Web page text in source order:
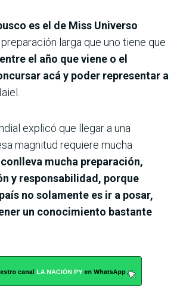
es el de Miss Universo
preparación larga que uno tiene que
el año que viene o el
acá y poder representar a
explicó que llegar a una
magnitud requiere mucha
conlleva mucha preparación,
y responsabilidad, porque
no solamente es ir a posar,
un conocimiento bastante